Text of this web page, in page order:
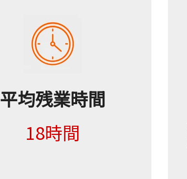
平均残業時間
18時間